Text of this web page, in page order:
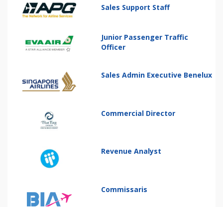
Sales Support Staff
Junior Passenger Traffic
Officer
Sales Admin Executive Benelux
Commercial Director
Revenue Analyst
Commissaris